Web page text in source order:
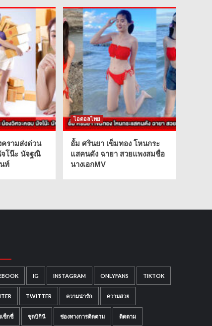
ครามส่งด่วน
จโน๊ะ นัจฐณิ
ท์
ไอดอลไทย
อั้ม ศรินยา เข็มทอง โหนกระ
แสคนดัง ฉายา สวยแพงสมชื่อ
นางเอกMV
IG INSTAGRAM ONLYFANS TIKTOK
TWITTER ความน่ารัก ความสวย
ซ็กซี่ ชุดบิกินี ช่องทางการติดตาม ติดตาม